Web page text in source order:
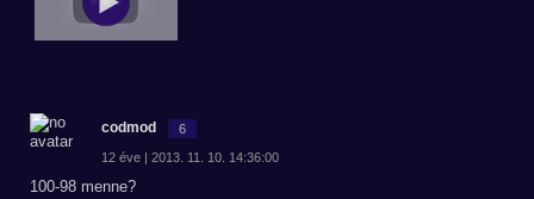
codmod 6
12 éve | 2013. 11. 10. 14:36:00
100-98 menne?